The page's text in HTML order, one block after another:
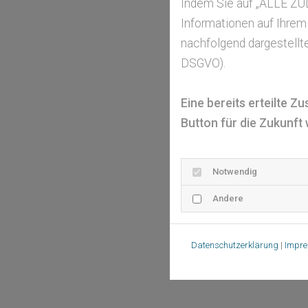
Indem Sie auf „ALLE
Informationen auf
nachfolgend
DSGVO).
Eine bereits erteilte
Button für die Zukunft
Notwendig
Andere
Datenschutzerklärung |